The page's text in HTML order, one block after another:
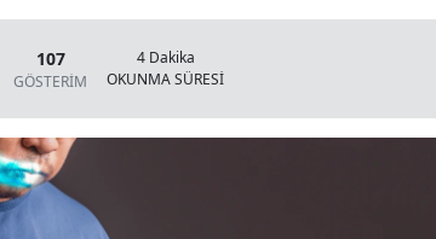
107
GÖSTERİM
4 Dakika
OKUNMA SÜRESİ